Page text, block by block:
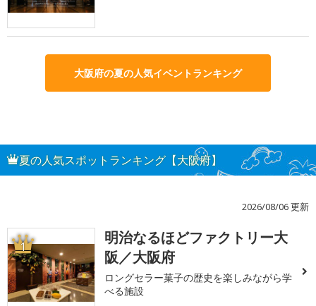
大阪府の夏の人気イベントランキング
夏の人気スポットランキング【大阪府】
2026/08/06 更新
1
明治なるほどファクトリー大
阪／大阪府
ロングセラー菓子の歴史を楽しみながら学
べる施設